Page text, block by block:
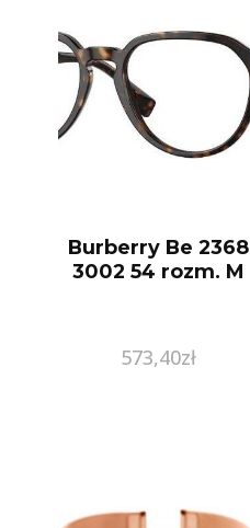
Burberry Be 2368
3002 54 rozm. M
573,40zł